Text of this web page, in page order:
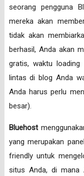
seorang pengguna
mereka akan
tidak akan
berhasil, Anda akan
gratis, waktu loading
lintas di blog Anda
Anda harus perlu
besar).
Bluehost
yang merupakan
friendly untuk
situs Anda, di mana